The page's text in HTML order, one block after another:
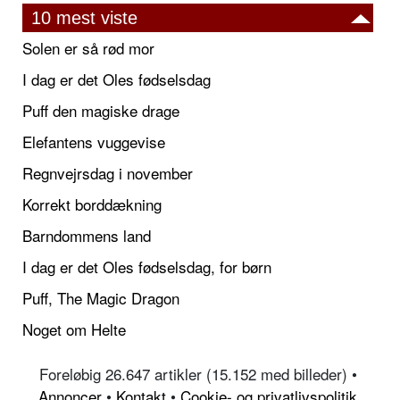
10 mest viste
Solen er så rød mor
I dag er det Oles fødselsdag
Puff den magiske drage
Elefantens vuggevise
Regnvejrsdag i november
Korrekt borddækning
Barndommens land
I dag er det Oles fødselsdag, for børn
Puff, The Magic Dragon
Noget om Helte
Foreløbig 26.647 artikler (15.152 med billeder) •